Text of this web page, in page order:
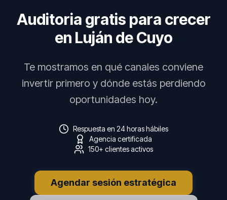
Auditoria gratis para crecer
en Luján de Cuyo
Te mostramos en qué canales conviene
invertir primero y dónde estás perdiendo
oportunidades hoy.
Respuesta en 24 horas hábiles
Agencia certificada
150+ clientes activos
Agendar sesión estratégica